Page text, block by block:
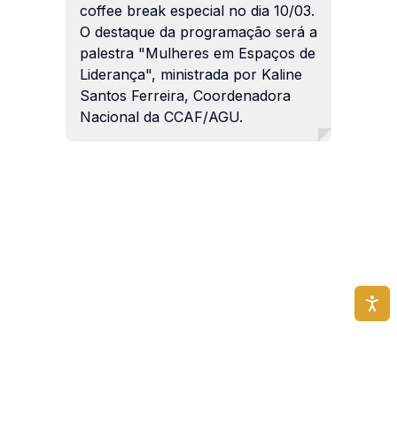
coffee break especial no dia 10/03.
O destaque da programação será a
palestra "Mulheres em Espaços de
Liderança", ministrada por Kaline
Santos Ferreira, Coordenadora
Nacional da CCAF/AGU.